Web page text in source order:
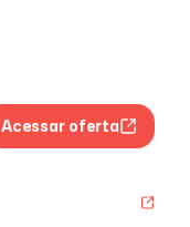
Acessar oferta